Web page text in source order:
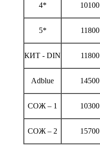
4* 10100
5* 11800
КИТ - DIN 11800
Adblue 14500
СОЖ – 1 10300
СОЖ – 2 15700